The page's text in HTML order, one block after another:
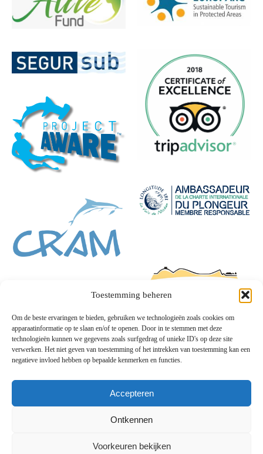
Toestemming beheren
Om de beste ervaringen te bieden, gebruiken we technologieën zoals cookies om
apparaatinformatie op te slaan en/of te openen. Door in te stemmen met deze
technologieën kunnen we gegevens zoals surfgedrag of unieke ID's op deze site
verwerken. Het niet geven van toestemming of het intrekken van toestemming kan een
negatieve invloed hebben op bepaalde kenmerken en functies.
Accepteren
Ontkennen
Voorkeuren bekijken